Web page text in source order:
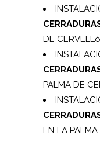
DE CERVELLó
PALMA DE
EN LA